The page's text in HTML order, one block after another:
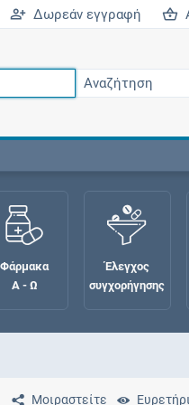
Δωρεάν εγγραφή
Φάρμακα
Α - Ω
Έλεγχος
συγχορήγησης
Μοιραστείτε